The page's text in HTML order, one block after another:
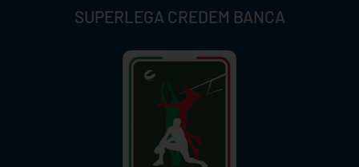
SUPERLEGA CREDEM BANCA